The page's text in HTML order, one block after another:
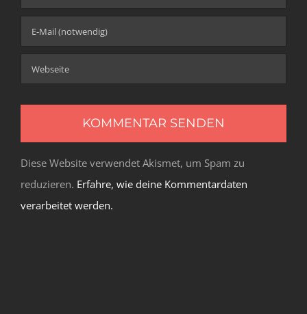
Diese Website verwendet Akismet, um Spam zu
reduzieren. Erfahre, wie deine Kommentardaten
verarbeitet werden.